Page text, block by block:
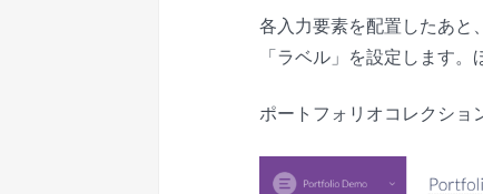
各入力要素を配置したあと
「ラベル」を設定します。
ポートフォリオコレクショ